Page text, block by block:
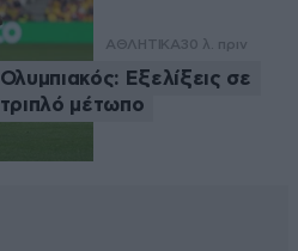
ΑΘΛΗΤΙΚΑ30 λ. πριν
Ολυμπιακός: Εξελίξεις σε
τριπλό μέτωπο